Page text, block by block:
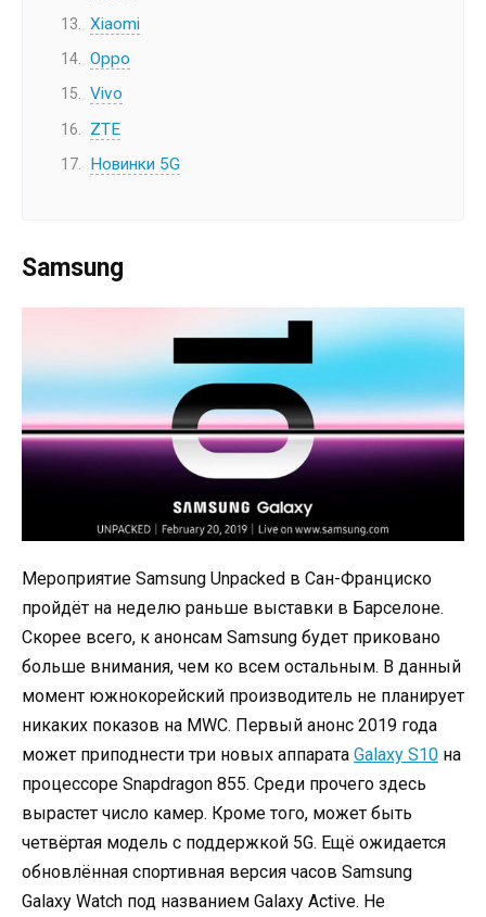
Xiaomi
Oppo
Vivo
ZTE
Новинки 5G
Samsung
Мероприятие Samsung Unpacked в Сан-Франциско
пройдёт на неделю раньше выставки в Барселоне.
Скорее всего, к анонсам Samsung будет приковано
больше внимания, чем ко всем остальным. В данный
момент южнокорейский производитель не планирует
никаких показов на MWC. Первый анонс 2019 года
может приподнести три новых аппарата Galaxy S10 на
процессоре Snapdragon 855. Среди прочего здесь
вырастет число камер. Кроме того, может быть
четвёртая модель с поддержкой 5G. Ещё ожидается
обновлённая спортивная версия часов Samsung
Galaxy Watch под названием Galaxy Active. Не